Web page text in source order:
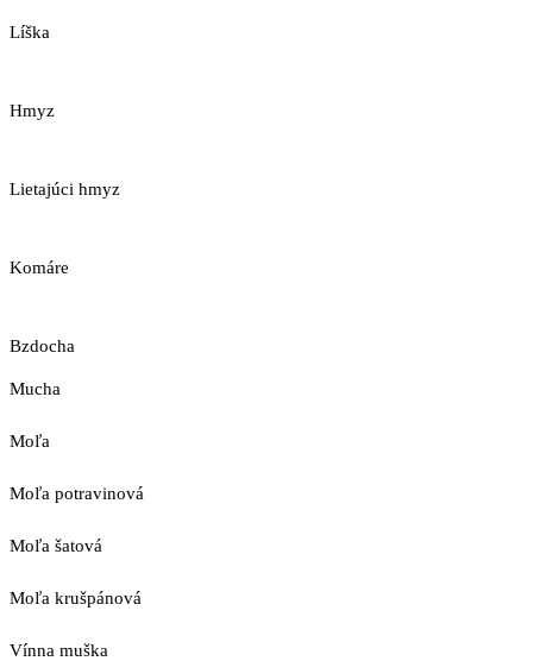
Líška
Hmyz
Lietajúci hmyz
Komáre
Bzdocha
Mucha
Moľa
Moľa potravinová
Moľa šatová
Moľa krušpánová
Vínna muška